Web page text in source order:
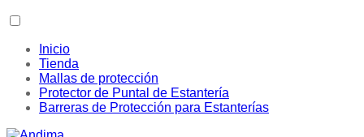
Inicio
Tienda
Mallas de protección
Protector de Puntal de Estantería
Barreras de Protección para Estanterías